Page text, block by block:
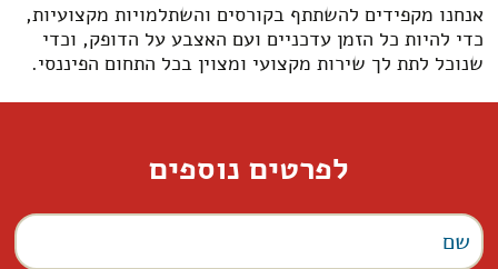
אנחנו מקפידים להשתתף בקורסים והשתלמויות מקצועיות,
כדי להיות כל הזמן עדכניים ועם האצבע על הדופק, וכדי
שנוכל לתת לך שירות מקצועי ומצוין בכל התחום הפיננסי.
לפרטים נוספים